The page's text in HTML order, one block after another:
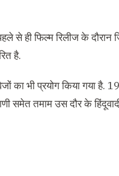
से ही फिल्म रिलीज के दौरान
है.
का भी प्रयोग किया गया है.
समेत तमाम उस दौर के